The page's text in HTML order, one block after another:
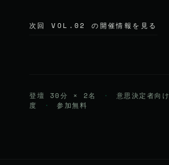
次回 VOL.02 の開催情報を見る
登壇 30分 × 2名 ・ 意思決定者向け
度
・ 参加無料